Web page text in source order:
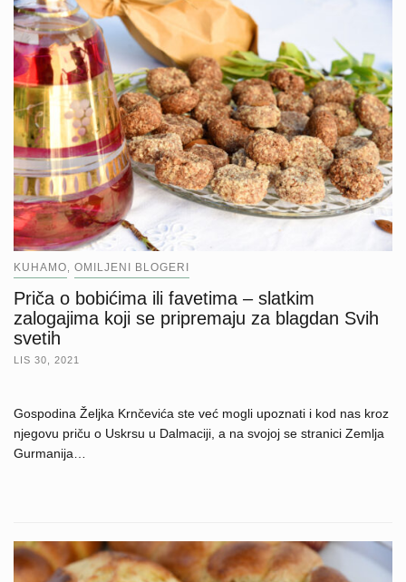
KUHAMO OMILJENI BLOGERI
Priča o bobićima ili favetima – slatkim
zalogajima koji se pripremaju za blagdan Svih
svetih
LIS 30, 2021
Gospodina Željka Krnčevića ste već mogli upoznati i kod nas kroz
njegovu priču o Uskrsu u Dalmaciji, a na svojoj se stranici Zemlja
Gurmanija…